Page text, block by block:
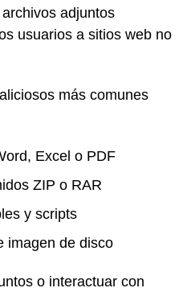
adjuntos
usuarios a sitios web no
más comunes
Excel o PDF
ZIP o RAR
y scripts
imagen de disco
o interactuar con